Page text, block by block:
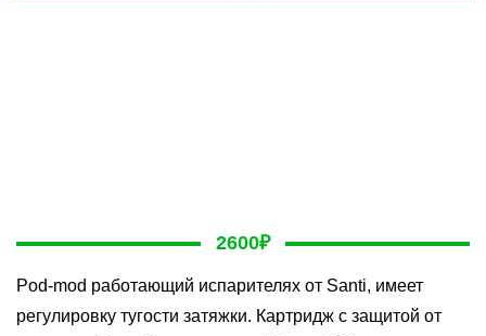
2600₽
Pod-mod работающий испарителях от Santi, имеет
регулировку тугости затяжки. Картридж с защитой от